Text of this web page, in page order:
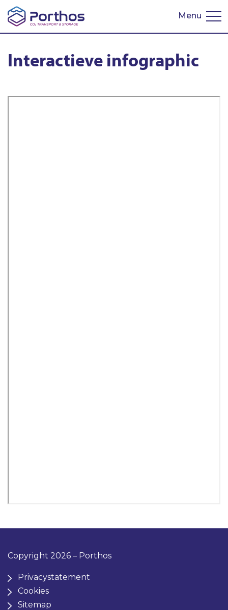
Menu
Interactieve infographic
Copyright 2026 – Porthos
Privacystatement
Cookies
Sitemap